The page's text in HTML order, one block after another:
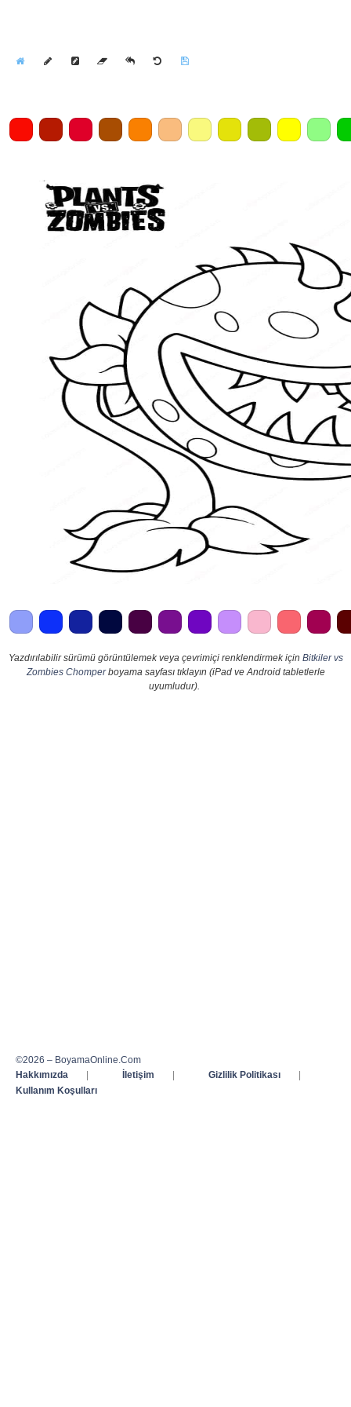
Yazdırılabilir sürümü görüntülemek veya çevrimiçi renklendirmek için Bitkiler vs
Zombies Chomperboyama sayfası tıklayın (iPad ve Android tabletlerle
uyumludur).
©2026 – BoyamaOnline.Com
Hakkımızda
| İletişim | Gizlilik Politikası
|
Kullanım Koşulları